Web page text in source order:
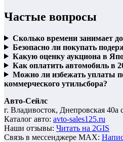
Частые вопросы
Сколько времени занимает
Безопасно ли покупать
Какую оценку аукциона в
Как оплатить автомобиль в
Можно ли избежать уплаты
коммерческого утильсбора?
Авто-Сейлс
г. Владивосток, Днепровская 40а
Каталог авто: avto-sales125.ru
Наши отзывы: Читать на 2GIS
Связь в мессенджере MAX: